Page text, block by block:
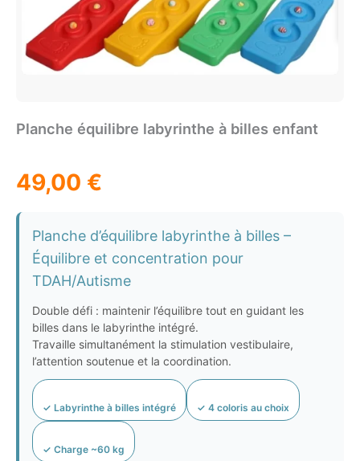
Planche équilibre labyrinthe à billes enfant
49,00 €
Planche d’équilibre labyrinthe à billes –
Équilibre et concentration pour
TDAH/Autisme
Double défi : maintenir l’équilibre tout en guidant les
billes dans le labyrinthe intégré.
Travaille simultanément la stimulation vestibulaire,
l’attention soutenue et la coordination.
✓ Labyrinthe à billes intégré ✓ 4 coloris au choix
✓ Charge ~60 kg